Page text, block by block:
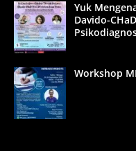
Yuk
Davido-
Workshop